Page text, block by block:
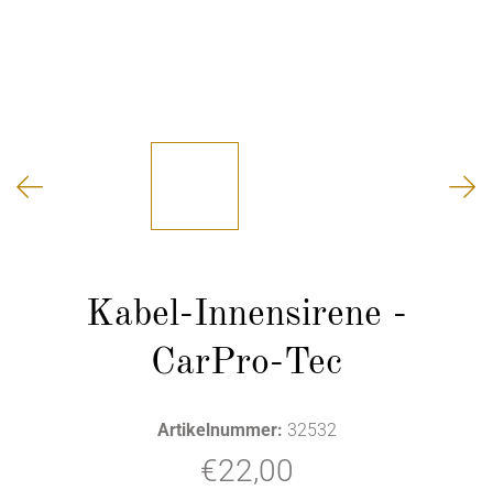
Kabel-Innensirene -
CarPro-Tec
Artikelnummer: 32532
€22,00